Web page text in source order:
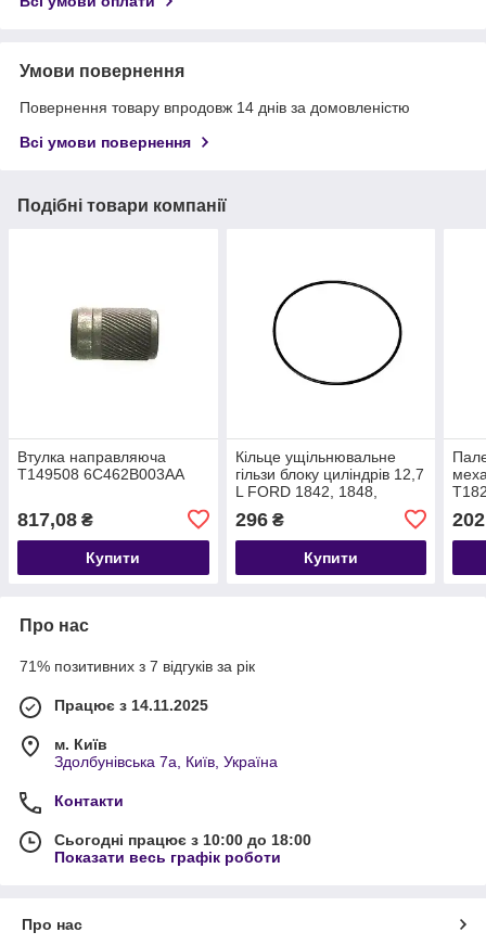
Умови повернення
Повернення товару впродовж 14 днів за домовленістю
Всі умови повернення
Подібні товари компанії
Втулка направляюча
T149508 6C462B003AA
817,08 ₴
Купити
Кільце ущільнювальне
гільзи блоку циліндрів 12,7
L FORD 1842, 1848,
6C004 AA GC466C004AA
296₴
Купити
Про нас
71% позитивних з 7 відгуків за рік
Працює з 14.11.2025
м. Київ
Здолбунівська 7а, Київ, Україна
Контакти
Сьогодні працює з 10:00 до 18:00
Показати весь графік роботи
Про нас